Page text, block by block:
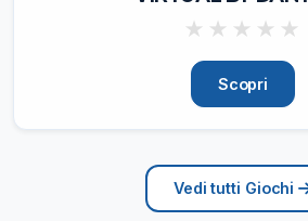
★ ★ ★ ★ ★
Scopri
Vedi tutti Giochi